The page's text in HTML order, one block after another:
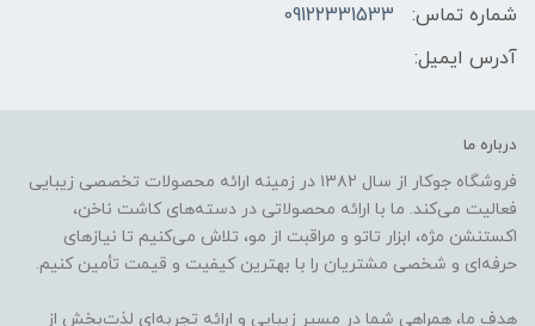
شماره تماس:
09122331533
آدرس ایمیل:
درباره ما
فروشگاه جوکار از سال ۱۳۸۲ در زمینه ارائه محصولات تخصصی زیبایی
فعالیت می‌کند. ما با ارائه محصولاتی در دسته‌های کاشت ناخن،
اکستنشن مژه، ابزار تاتو و مراقبت از مو، تلاش می‌کنیم تا نیازهای
حرفه‌ای و شخصی مشتریان را با بهترین کیفیت و قیمت تأمین کنیم.
هدف ما، همراهی شما در مسیر زیبایی و ارائه تجربه‌ای لذت‌بخش از